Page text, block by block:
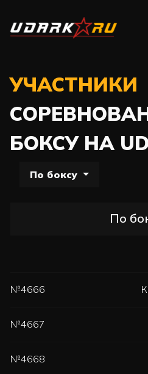
УЧАСТНИКИ
БОКСУ НА
По боксу
По
№4666
№4667
№4668